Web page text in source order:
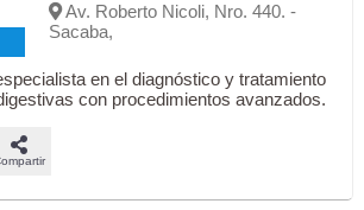
Av. Roberto Nicoli, Nro. 440. -
Sacaba,
en el diagnóstico y tratamiento
con procedimientos avanzados.